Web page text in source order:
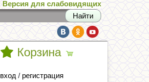
Версия для слабовидящих
Корзина
вход / регистрация